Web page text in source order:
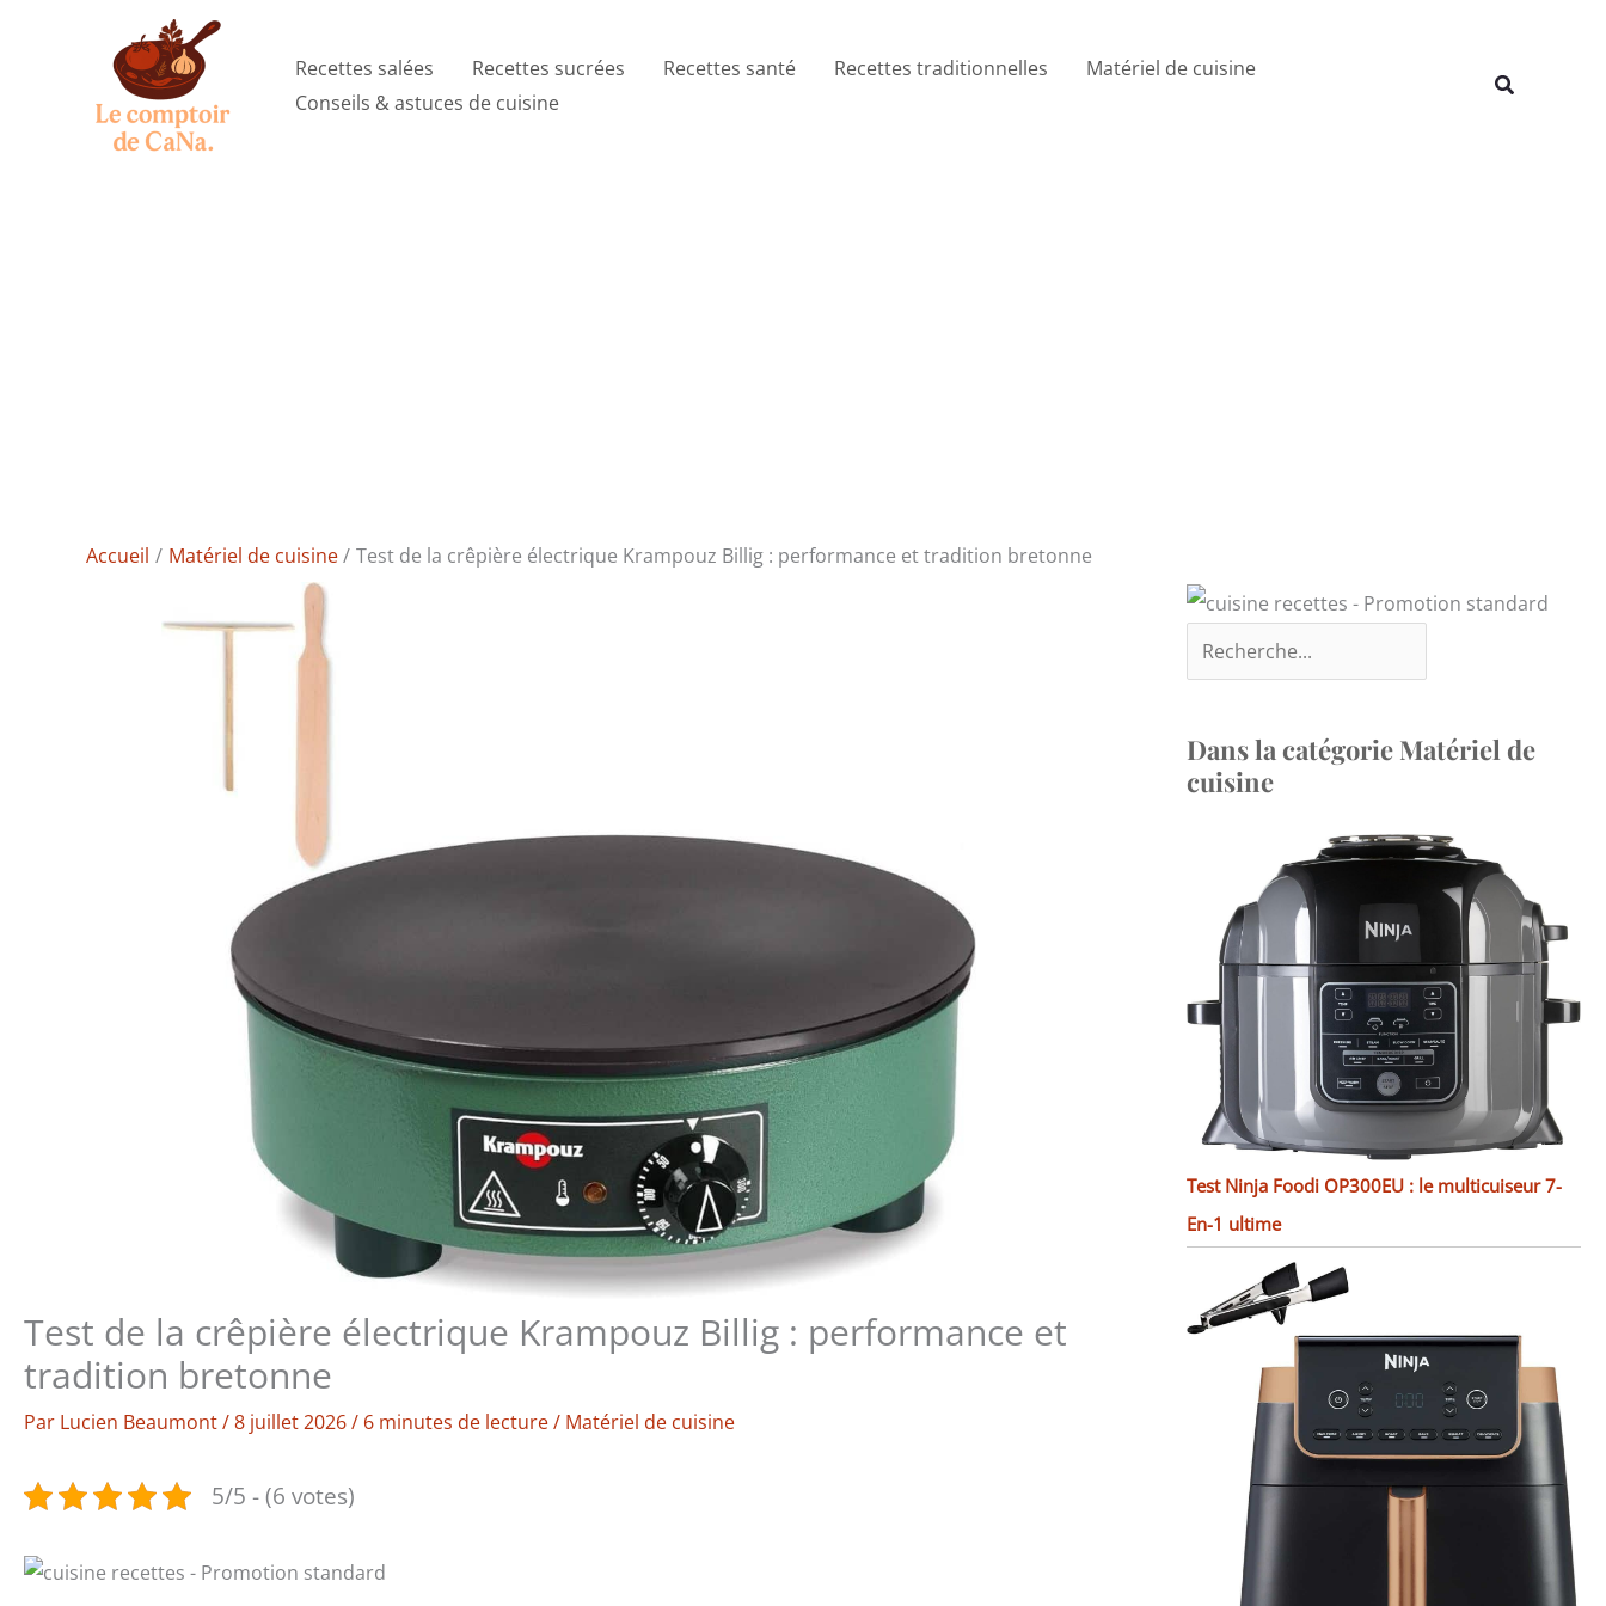
Recettes salées Recettes sucrées Recettes santé Recettes traditionnelles
Matériel de cuisine
Conseils & astuces de cuisine
Rechercher
Accueil Matériel de cuisine Test de la crêpière électrique Krampouz Billig : performance et tradition bretonne
Test de la crêpière électrique Krampouz Billig : performance et
tradition bretonne
Par Lucien Beaumont/8 juillet 2026/ 6 minutes de lecture/ Matériel de cuisine
5/5 - (6 votes)
Dans la catégorie Matériel de
cuisine
Test Ninja Foodi OP300EU : le multicuiseur 7-
En-1 ultime